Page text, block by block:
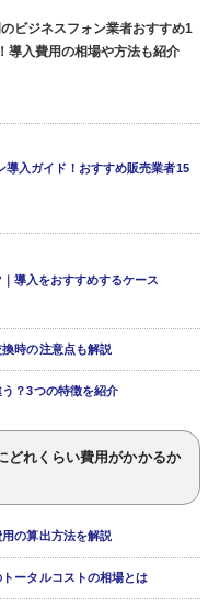
ビジネスフォン業者おすすめ1
導入費用の相場や方法も紹介
導入ガイド！おすすめ販売業者15
導入をおすすめするケース
時の注意点も解説
？3つの特徴を紹介
どれくらい費用がかかるか
の算出方法を解説
ータルコストの相場とは